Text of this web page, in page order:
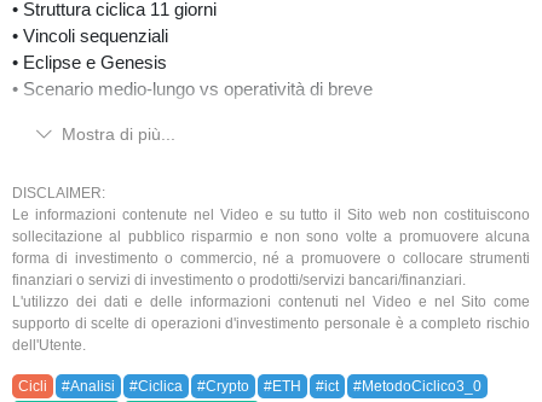
• Struttura ciclica 11 giorni
• Vincoli sequenziali
• Eclipse e Genesis
• Scenario medio-lungo vs operatività di breve
🔥 PROMO SAN VALENTINO
– Videocorso Metodo Ciclico 3.0
– Ciclica Room (valido anche sui rinnovi trimestrali)
👉 Tutto su: www.ciclicatrading.it
📅 Pubblicato il: 15/02/2026
⚠️ Contenuti a solo scopo informativo/educativo. Non sono
Mostra di più...
DISCLAIMER:
Le informazioni contenute nel Video e su tutto il Sito web non costituiscono
sollecitazione al pubblico risparmio e non sono volte a promuovere alcuna
forma di investimento o commercio, né a promuovere o collocare strumenti
finanziari o servizi di investimento o prodotti/servizi bancari/finanziari.
L'utilizzo dei dati e delle informazioni contenuti nel Video e nel Sito come
supporto di scelte di operazioni d'investimento personale è a completo rischio
dell'Utente.
Cicli #Analisi #Ciclica #Crypto #ETH #ict #MetodoCiclico3_0